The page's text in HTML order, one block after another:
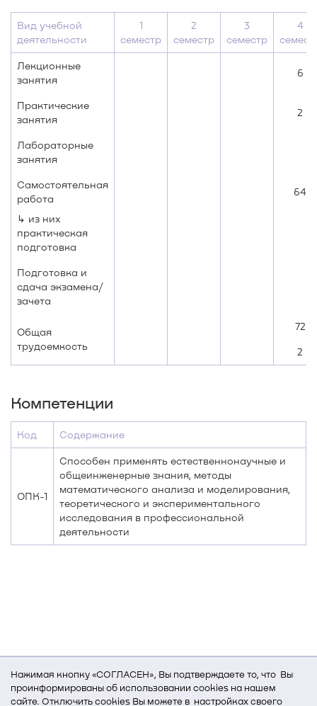
Нажимая кнопку «СОГЛАСЕН», Вы подтверждаете то, что Вы
проинформированы об использовании cookies на нашем
сайте. Отключить cookies Вы можете в настройках своего
Вид учебной
деятельности
1
семестр
2
семестр
3
семестр
4
Лекционные
занятия
6
Практические
занятия
2
Лабораторные
занятия
Самостоятельная
работа
64
↳ из них
практическая
подготовка
Подготовка и
сдача экзамена/
зачета
Общая
трудоемкость
72
2
Компетенции
Код Содержание
ОПК-1
Способен применять естественнонаучные и
общеинженерные знания, методы
математического анализа и моделирования,
теоретического и экспериментального
исследования в профессиональной
деятельности